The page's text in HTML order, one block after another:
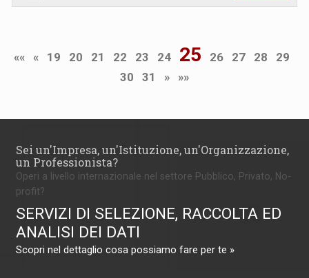
«« « 19 20 21 22 23 24 25 26 27 28
29
30
31 » »»
Sei un'Impresa, un'Istituzione, un'Organizzazione,
un Professionista?
Operi a livello internazionale nel settore Pubblico, Privato, No-
profit?
SERVIZI DI SELEZIONE, RACCOLTA ED
ANALISI DEI DATI
Scopri nel dettaglio cosa possiamo fare per te »